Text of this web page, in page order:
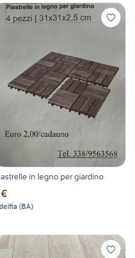
in legno per giardino
(BA)